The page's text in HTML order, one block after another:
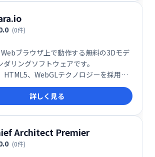
(0件)
ブラウザ上で動作する無料の3Dモデ
ダリングソフトウェアです。
、WebGLテクノロジーを採用
ール不要ですぐに利用可能。リアルタイ
動保存機能、STL、FBXなど複数ファ
ポート、キーフレームアニメーション、
ト機能など、高度な機能を備えながら、
性を実現しています。3Dモデル作成から
まで、スムーズなワークフローを提供し
詳しく見る
Architect Premier
(0件)